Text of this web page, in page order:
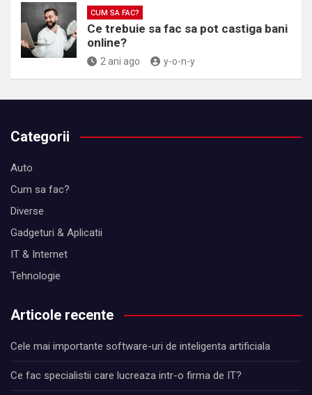
CUM SA FAC?
Ce trebuie sa fac sa pot castiga bani
online?
2 ani ago y-o-n-y
Categorii
Auto
Cum sa fac?
Diverse
Gadgeturi & Aplicatii
IT & Internet
Tehnologie
Articole recente
Cele mai importante software-uri de inteligenta artificiala
Ce fac specialistii care lucreaza intr-o firma de IT?